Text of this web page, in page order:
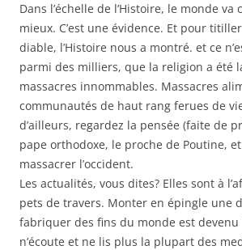
Dans l’échelle de l’Histoire, le monde
mieux. C’est une évidence. Et pour
diable, l’Histoire nous a montré. et ce
parmi des milliers, que la religion a été
massacres innommables. Massacres
communautés de haut rang ferues de
d’ailleurs, regardez la pensée (faite de
pape orthodoxe, le proche de Poutine,
massacrer l’occident.
Les actualités, vous dites? Elles sont à
pets de travers. Monter en épingle une
fabriquer des fins du monde est devenu
n’écoute et ne lis plus la plupart des